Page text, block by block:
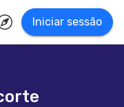
Iniciar sessão